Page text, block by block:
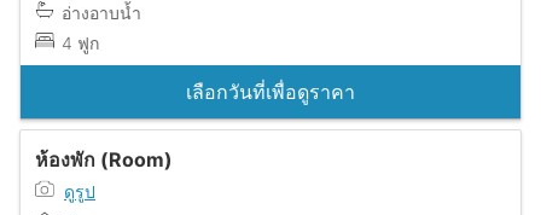
อ่างอาบน้ำ
4 ฟูก
เลือกวันที่เพื่อดูราคา
ห้องพัก (Room)
ดูรูป